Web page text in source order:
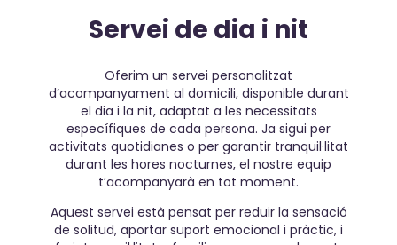
Servei de dia i nit
Oferim un servei personalitzat
d’acompanyament al domicili, disponible durant
el dia i la nit, adaptat a les necessitats
específiques de cada persona. Ja sigui per
activitats quotidianes o per garantir tranquil·litat
durant les hores nocturnes, el nostre equip
t’acompanyarà en tot moment.
Aquest servei està pensat per reduir la sensació
de solitud, aportar suport emocional i pràctic, i